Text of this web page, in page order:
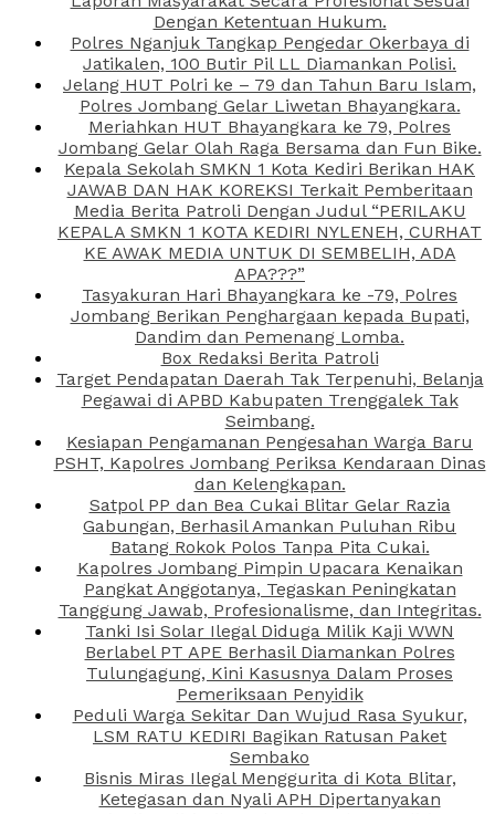
Dengan Ketentuan Hukum.
Polres Nganjuk Tangkap Pengedar Okerbaya di
Jatikalen, 100 Butir Pil LL Diamankan Polisi.
Jelang HUT Polri ke – 79 dan Tahun Baru Islam,
Polres Jombang Gelar Liwetan Bhayangkara.
Meriahkan HUT Bhayangkara ke 79, Polres
Jombang Gelar Olah Raga Bersama dan Fun Bike.
Kepala Sekolah SMKN 1 Kota Kediri Berikan HAK
JAWAB DAN HAK KOREKSI Terkait Pemberitaan
Media Berita Patroli Dengan Judul “PERILAKU
KEPALA SMKN 1 KOTA KEDIRI NYLENEH, CURHAT
KE AWAK MEDIA UNTUK DI SEMBELIH, ADA
APA???”
Tasyakuran Hari Bhayangkara ke -79, Polres
Jombang Berikan Penghargaan kepada Bupati,
Dandim dan Pemenang Lomba.
Box Redaksi Berita Patroli
Target Pendapatan Daerah Tak Terpenuhi, Belanja
Pegawai di APBD Kabupaten Trenggalek Tak
Seimbang.
Kesiapan Pengamanan Pengesahan Warga Baru
PSHT, Kapolres Jombang Periksa Kendaraan Dinas
dan Kelengkapan.
Satpol PP dan Bea Cukai Blitar Gelar Razia
Gabungan, Berhasil Amankan Puluhan Ribu
Batang Rokok Polos Tanpa Pita Cukai.
Kapolres Jombang Pimpin Upacara Kenaikan
Pangkat Anggotanya, Tegaskan Peningkatan
Tanggung Jawab, Profesionalisme, dan Integritas.
Tanki Isi Solar Ilegal Diduga Milik Kaji WWN
Berlabel PT APE Berhasil Diamankan Polres
Tulungagung, Kini Kasusnya Dalam Proses
Pemeriksaan Penyidik
Peduli Warga Sekitar Dan Wujud Rasa Syukur,
LSM RATU KEDIRI Bagikan Ratusan Paket
Sembako
Bisnis Miras Ilegal Menggurita di Kota Blitar,
Ketegasan dan Nyali APH Dipertanyakan